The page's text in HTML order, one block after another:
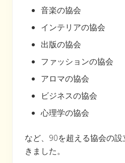
音楽の協会
インテリアの協会
出版の協会
ファッションの協会
アロマの協会
ビジネスの協会
心理学の協会
など、90を超える協会の
きました。